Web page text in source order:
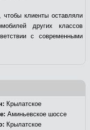
чтобы клиенты оставляли
других классов
с современными
Крылатское
Аминьевское шоссе
Крылатское